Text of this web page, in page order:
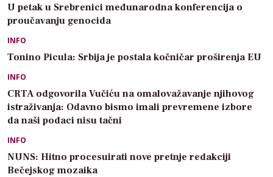
U petak u Srebrenici međunarodna konferencija o
proučavanju genocida
INFO
Tonino Picula: Srbija je postala kočničar proširenja EU
INFO
CRTA odgovorila Vučiću na omalovažavanje njihovog
istraživanja: Odavno bismo imali prevremene izbore
da naši podaci nisu tačni
INFO
NUNS: Hitno procesuirati nove pretnje redakciji
Bečejskog mozaika